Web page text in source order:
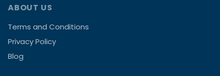
ABOUT US
Terms and Conditions
Privacy Policy
Blog